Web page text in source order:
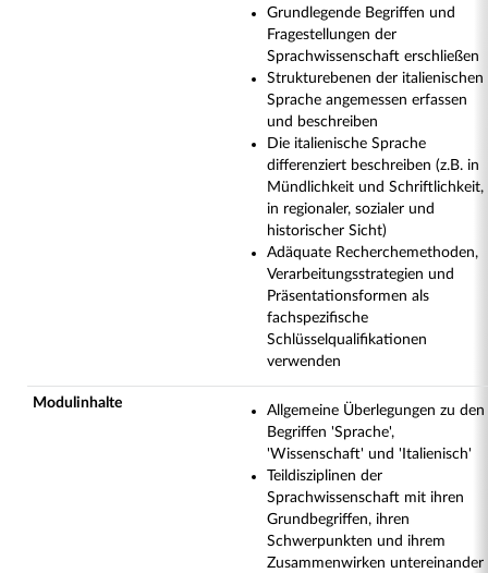
Grundlegende Begriffen und
Fragestellungen der
Sprachwissenschaft erschließen
Strukturebenen der italienischen
Sprache angemessen erfassen
und beschreiben
Die italienische Sprache
differenziert beschreiben (z.B. in
Mündlichkeit und Schriftlichkeit,
in regionaler, sozialer und
historischer Sicht)
Adäquate Recherchemethoden,
Verarbeitungsstrategien und
Präsentationsformen als
fachspezifische
Schlüsselqualifikationen
verwenden
Modulinhalte
Allgemeine Überlegungen zu den
Begriffen 'Sprache',
'Wissenschaft' und 'Italienisch'
Teildisziplinen der
Sprachwissenschaft mit ihren
Grundbegriffen, ihren
Schwerpunkten und ihrem
Zusammenwirken untereinander